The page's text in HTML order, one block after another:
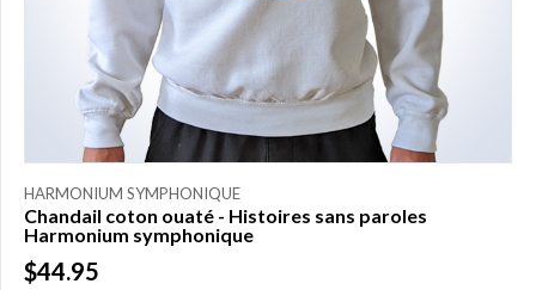
HARMONIUM SYMPHONIQUE
Chandail coton ouaté - Histoires sans paroles
Harmonium symphonique
$44.95